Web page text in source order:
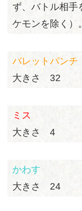
ず、バトル相手
ケモンを除く）。
バレットパンチ
大きさ 32
ミス
大きさ 4
かわす
大きさ 24